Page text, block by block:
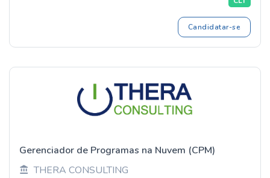
Candidatar-se
Gerenciador de Programas na Nuvem (CPM)
THERA CONSULTING